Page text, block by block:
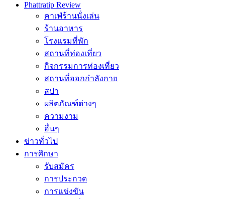
Phattratip Review
คาเฟ่ร้านนั่งเล่น
ร้านอาหาร
โรงแรมที่พัก
สถานที่ท่องเที่ยว
กิจกรรมการท่องเที่ยว
สถานที่ออกกำลังกาย
สปา
ผลิตภัณฑ์ต่างๆ
ความงาม
อื่นๆ
ข่าวทั่วไป
การศึกษา
รับสมัคร
การประกวด
การแข่งขัน